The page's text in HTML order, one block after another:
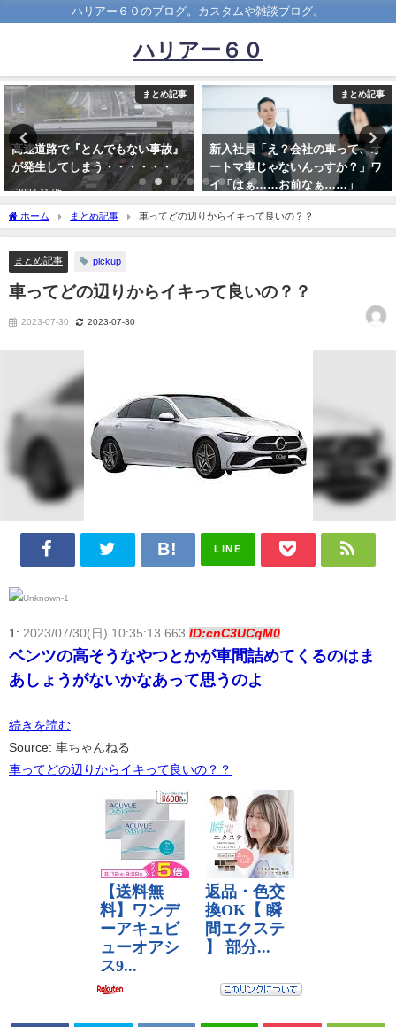
ハリアー６０のブログ。カスタムや雑談ブログ。
ハリアー６０
まとめ記事
新入社員「え？会社の車って、オ
ートマ車じゃないんっすか？」ワ
イ「はぁ……お前なぁ……」
まとめ記事
車通勤で1時間ってキツいと思
う？
2024-01-14
ホーム まとめ記事 車ってどの辺りからイキって良いの？？
まとめ記事 pickup
車ってどの辺りからイキって良いの？？
2023-07-30 2023-07-30
LINE
1: 2023/07/30(日) 10:35:13.663 ID:cnC3UCqM0
ベンツの高そうなやつとかが車間詰めてくるのはま
あしょうがないかなあって思うのよ
続きを読む
Source: 車ちゃんねる
車ってどの辺りからイキって良いの？？